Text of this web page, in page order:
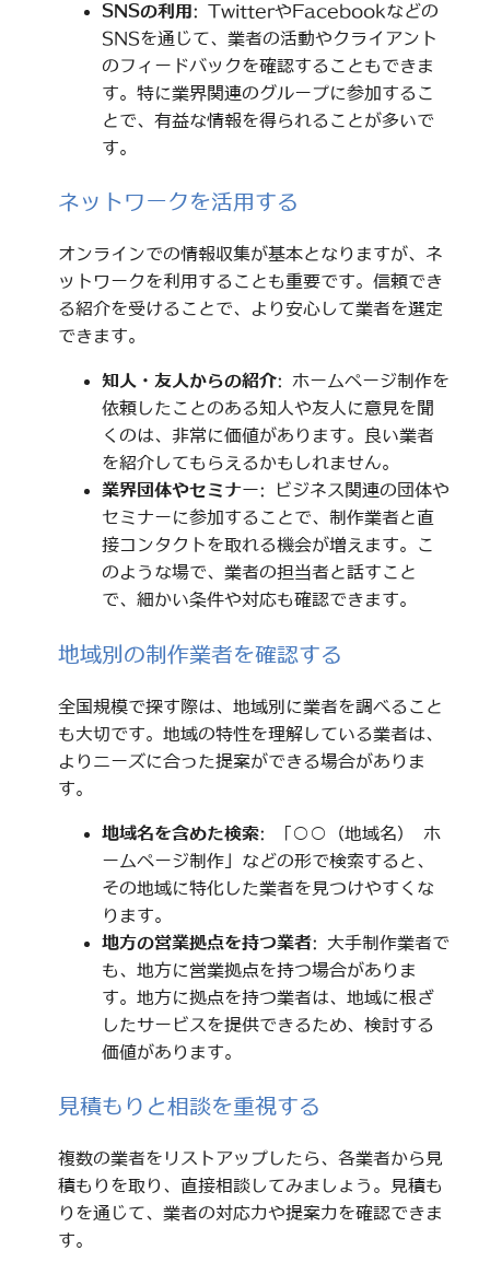
SNSの利用 : TwitterやFacebookなどの
SNSを通じて、業者の活動やクライアント
のフィードバックを確認することもできま
す。特に業界関連のグループに参加するこ
とで、有益な情報を得られることが多いで
す。
ネットワークを活用する
オンラインでの情報収集が基本となりますが、ネ
ットワークを利用することも重要です。信頼でき
る紹介を受けることで、より安心して業者を選定
できます。
知人・友人からの紹介: ホームページ制作を
依頼したことのある知人や友人に意見を聞
くのは、非常に価値があります。良い業者
を紹介してもらえるかもしれません。
業界団体やセミナー: ビジネス関連の団体や
セミナーに参加することで、制作業者と直
接コンタクトを取れる機会が増えます。こ
のような場で、業者の担当者と話すこと
で、細かい条件や対応も確認できます。
地域別の制作業者を確認する
全国規模で探す際は、地域別に業者を調べること
も大切です。地域の特性を理解している業者は、
よりニーズに合った提案ができる場合がありま
す。
地域名を含めた検索: 「○○（地域名） ホ
ームページ制作」などの形で検索すると、
その地域に特化した業者を見つけやすくな
ります。
地方の営業拠点を持つ業者: 大手制作業者で
も、地方に営業拠点を持つ場合がありま
す。地方に拠点を持つ業者は、地域に根ざ
したサービスを提供できるため、検討する
価値があります。
見積もりと相談を重視する
複数の業者をリストアップしたら、各業者から見
積もりを取り、直接相談してみましょう。見積も
りを通じて、業者の対応力や提案力を確認できま
す。